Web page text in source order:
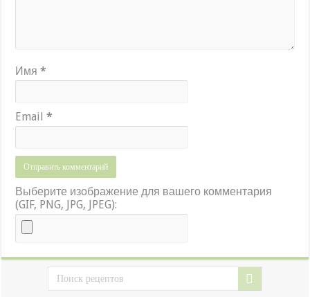
Имя*
Email*
Выберите изображение для вашего комментария
(GIF, PNG, JPG, JPEG):